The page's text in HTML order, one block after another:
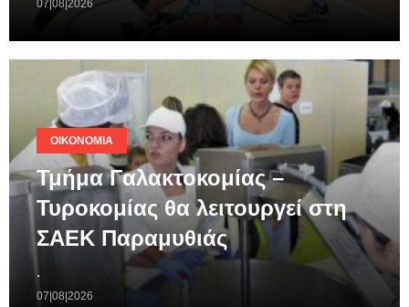
07|08|2026
ΟΙΚΟΝΟΜΊΑ
Τμήμα Γαλακτοκομίας –
Τυροκομίας θα λειτουργεί στη
ΣΑΕΚ Παραμυθιάς
.
07|08|2026